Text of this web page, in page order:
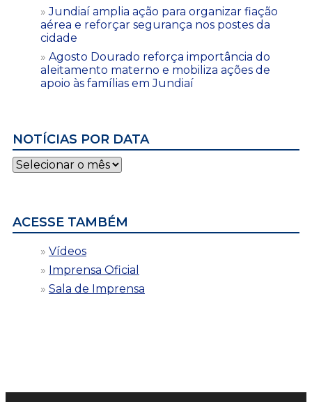
Jundiaí amplia ação para organizar fiação
aérea e reforçar segurança nos postes da
cidade
Agosto Dourado reforça importância do
aleitamento materno e mobiliza ações de
apoio às famílias em Jundiaí
NOTÍCIAS POR DATA
Notícias
por
ACESSE TAMBÉM
Vídeos
Imprensa Oficial
Sala de Imprensa